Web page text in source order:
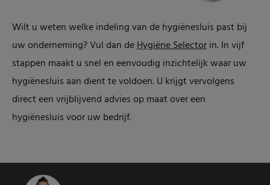
Wilt u weten welke indeling van de hygiënesluis past bij
uw onderneming? Vul dan deHygiëne Selectorin. In vijf
stappen maakt u snel en eenvoudig inzichtelijk waar uw
hygiënesluis aan dient te voldoen. U krijgt vervolgens
direct een vrijblijvend advies op maat over een
hygiënesluis voor uw bedrijf.